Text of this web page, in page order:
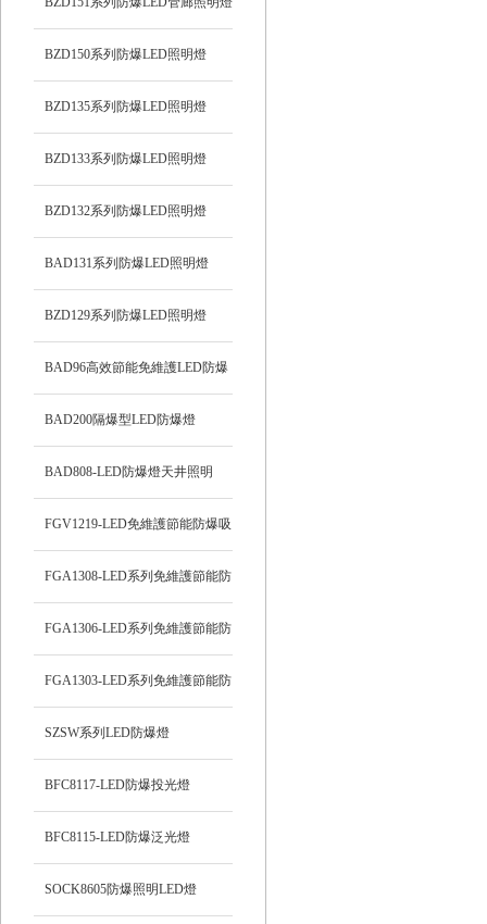
BZD150系列防爆LED照明燈
BZD135系列防爆LED照明燈
BZD133系列防爆LED照明燈
BZD132系列防爆LED照明燈
BAD131系列防爆LED照明燈
BZD129系列防爆LED照明燈
BAD96高效節能免維護LED防爆
燈
BAD200隔爆型LED防爆燈
BAD808-LED防爆燈天井照明
FGV1219-LED免維護節能防爆吸
頂燈
FGA1308-LED系列免維護節能防
爆燈
FGA1306-LED系列免維護節能防
爆燈
FGA1303-LED系列免維護節能防
爆燈
SZSW系列LED防爆燈
BFC8117-LED防爆投光燈
BFC8115-LED防爆泛光燈
SOCK8605防爆照明LED燈